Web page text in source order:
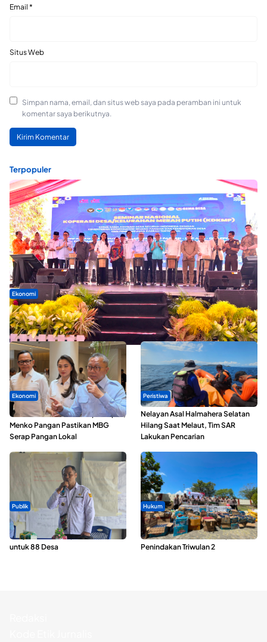
Email *
Situs Web
Simpan nama, email, dan situs web saya pada peramban ini untuk
komentar saya berikutnya.
Terpopuler
Ekonomi
Seminar di Ternate, Mendes Perkuat Sinergi Percepatan
Kopdes Merah Putih
Ekonomi
SPPG di Maluku Utara Dipercepat,
Menko Pangan Pastikan MBG
Serap Pangan Lokal
Peristiwa
Nelayan Asal Halmahera Selatan
Hilang Saat Melaut, Tim SAR
Lakukan Pencarian
Publik
ABDESI Morotai Apresiasi
Penyaluran ADD Rp3,13 Miliar
untuk 88 Desa
Hukum
Polda Maluku Utara Musnahkan
Ribuan Liter Miras Hasil Operasi
Penindakan Triwulan 2